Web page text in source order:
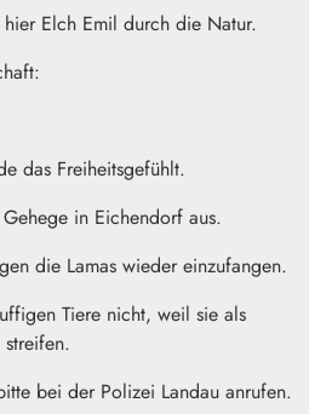
Elch Emil durch die Natur.
das Freiheitsgefühlt.
in Eichendorf aus.
die Lamas wieder einzufangen.
Tiere nicht, weil sie als
bei der Polizei Landau anrufen.